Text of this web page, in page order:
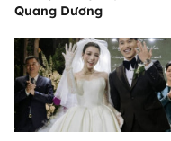
Quang Dương